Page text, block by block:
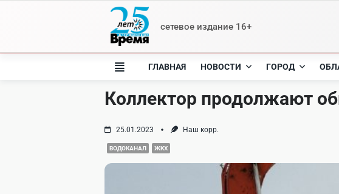
сетевое издание 16+
ГЛАВНАЯ НОВОСТИ ГОРОД
Коллектор продолжают
25.01.2023 Наш корр.
ВОДОКАНАЛ ЖКХ